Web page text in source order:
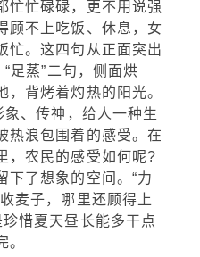
忙忙碌碌，更不用说强
顾不上吃饭、休息，女
忙。这四句从正面突出
足蒸”二句，侧面烘
，背烤着灼热的阳光。
象、传神，给人一种生
热浪包围着的感受。在
，农民的感受如何呢?
下了想象的空间。“力
麦子，哪里还顾得上
惜夏天昼长能多干点
。